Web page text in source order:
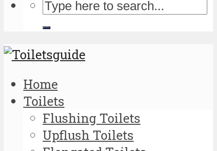
Home
Toilets
Flushing Toilets
Upflush Toilets